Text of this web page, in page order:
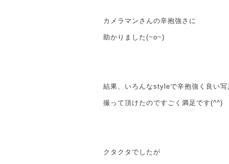
カメラマンさんの辛抱強さに
助かりました(~o~)
結果、いろんなstyleで辛抱強く良い写
撮って頂けたのですごく満足です(^^)
クタクタでしたが